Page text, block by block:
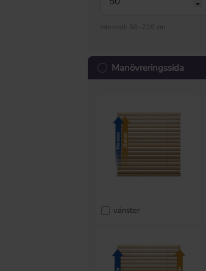
Intervall: 50–220 cm
Manövreringssida
vänster